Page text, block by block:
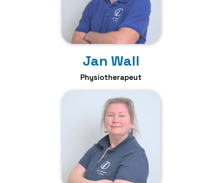
Jan Wall
Physiotherapeut